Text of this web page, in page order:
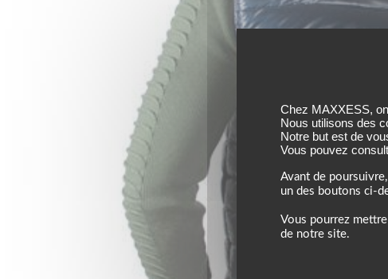
Chez MAXXESS,
Nous utilisons des
Notre but est de
Vous pouvez
Avant de
un des boutons ci-
Vous pourrez
de notre site.